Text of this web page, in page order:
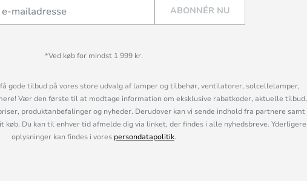
ABONNÉR NU
*Ved køb for mindst 1 999 kr.
gode tilbud på vores store udvalg af lamper og tilbehør, ventilatorer, solcellelamper,
Vær den første til at modtage information om eksklusive rabatkoder, aktuelle tilbud,
produktanbefalinger og nyheder. Derudover kan vi sende indhold fra partnere samt
køb. Du kan til enhver tid afmelde dig via linket, der findes i alle nyhedsbreve. Yderligere
oplysninger kan findes i vores persondatapolitik.